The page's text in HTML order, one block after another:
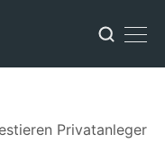
Privatanleger